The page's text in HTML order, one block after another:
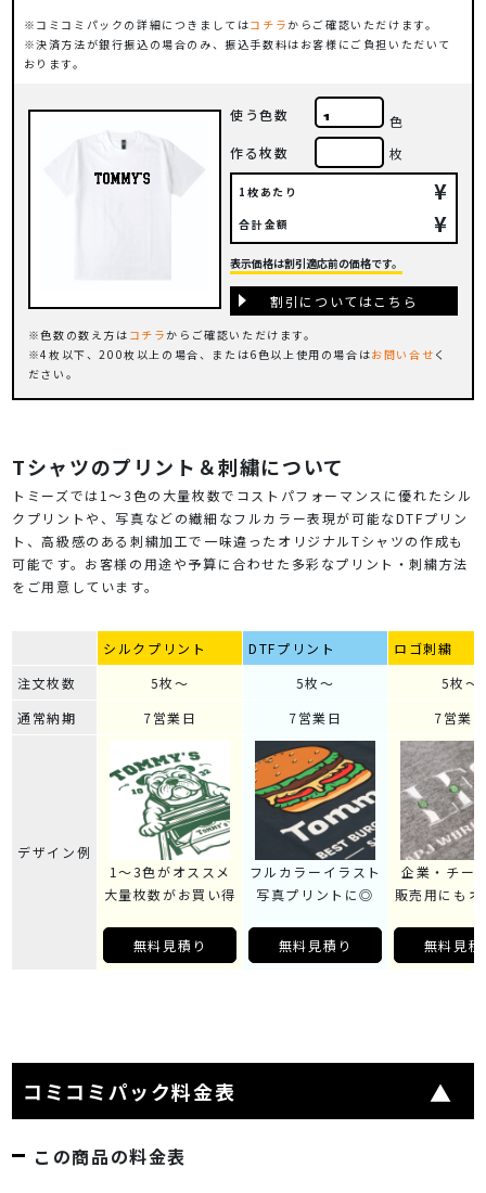
コミコミパックの詳細につきましてはコチラからご確認いただけます。
決済方法が銀行振込の場合のみ、振込手数料はお客様にご負担いただいて
おります。
使う色数
色
作る枚数
枚
1枚あたり ¥
合計金額 ¥
色数の数え方は コチラからご確認いただけます。
4枚以下、200枚以上の場合、または6色以上使用の場合はお問い合せ く
ださい。
表示価格は割引適応前の価格です。
割引についてはこちら
Tシャツのプリント＆刺繍について
トミーズでは1～3色の大量枚数でコストパフォーマンスに優れたシル
クプリントや、写真などの繊細なフルカラー表現が可能なDTFプリン
ト、高級感のある刺繍加工で一味違ったオリジナルTシャツの作成も
可能です。お客様の用途や予算に合わせた多彩なプリント・刺繍方法
をご用意しています。
シルクプリント DTFプリント
ロゴ刺繍
注文枚数
5枚～ 5枚～
5枚～
通常納期
7営業日 7営業日 7営業
デザイン例
1～3色がオススメ
大量枚数がお買い得
無料見積り
フルカラーイラスト
写真プリントに◎
無料見積り
企業・チー
販売用にも
無料見積
コミコミパック料金表
この商品の料金表